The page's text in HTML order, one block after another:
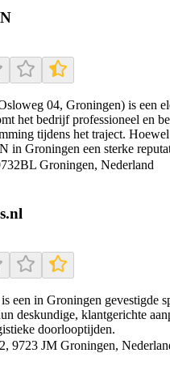
04, Groningen) is een
het bedrijf professioneel en
tijdens het traject.
Groningen een sterke
Groningen, Nederland
een in Groningen gevestigde
deskundige, klantgerichte
doorlooptijden.
9723 JM Groningen,